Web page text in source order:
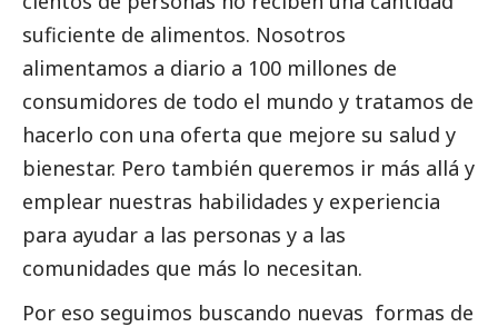
suficiente de alimentos. Nosotros
alimentamos a diario a 100 millones de
consumidores de todo el mundo y tratamos de
hacerlo con una oferta que mejore su salud y
bienestar. Pero también queremos ir más allá y
emplear nuestras habilidades y experiencia
para ayudar a las personas y a las
comunidades que más lo necesitan.
Por eso seguimos buscando nuevas formas de